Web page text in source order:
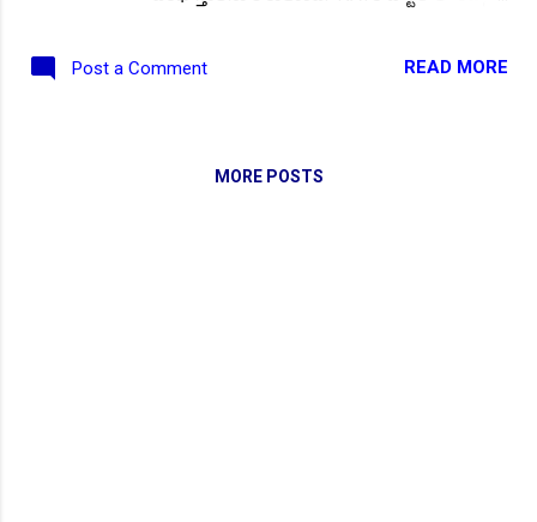
శాఖకు చెందిన ఈస్ట్రన్ కోల్డ్ ఫీల్డ్స్ లిమిటెడ్ (ECL),
వెల్డర్, పిట్టర్ ఉద్యోగాల భర్తీకి భారతీయ అభ్యర్థుల
Post a Comment READ MORE
MORE POSTS